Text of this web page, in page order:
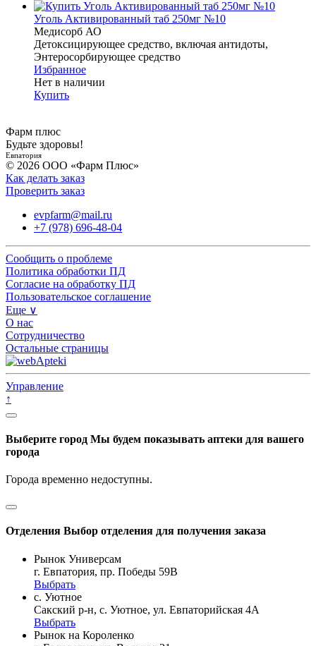
Уголь Активированный таб 250мг №10
Медисорб АО
Детоксицирующее средство, включая антидоты,
Энтеросорбирующее средство
Избранное
Нет в наличии
Купить
Фарм плюс
Будьте здоровы!
Евпатория
© 2026 ООО «Фарм Плюс»
Как делать заказ
Проверить заказ
evpfarm@mail.ru
+7 (978) 696-48-04
Сообщить о проблеме
Политика обработки ПД
Согласие на обработку ПД
Пользовательское соглашение
Еще ∨
О нас
Сотрудничество
Остальные страницы
Управление
↑
Выберите город Мы будем показывать аптеки для вашего
города
Города временно недоступны.
Отделения Выбор отделения для получения заказа
Рынок Универсам
г. Евпатория, пр. Победы 59В
Выбрать
с. Уютное
Сакский р-н, с. Уютное, ул. Евпаторийская 4А
Выбрать
Рынок на Короленко